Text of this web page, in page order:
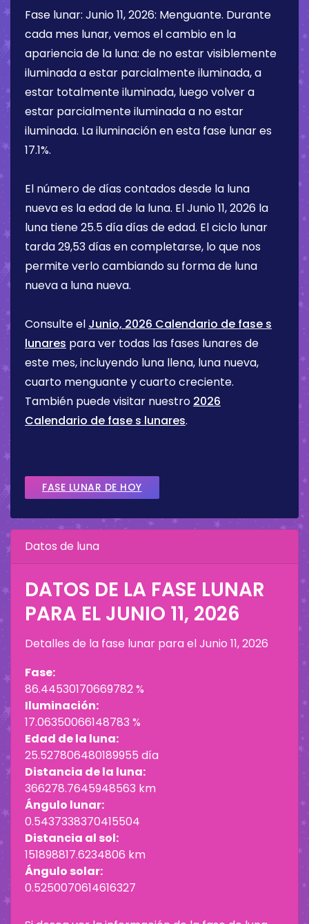
Fase lunar: Junio 11, 2026: Menguante. Durante
cada mes lunar, vemos el cambio en la
apariencia de la luna: de no estar visiblemente
iluminada a estar parcialmente iluminada, a
estar totalmente iluminada, luego volver a
estar parcialmente iluminada a no estar
iluminada. La iluminación en esta fase lunar es
17.1%.
El número de días contados desde la luna
nueva es la edad de la luna. ElJunio 11, 2026 la
luna tiene25.5 díadías de edad. El ciclo lunar
tarda 29,53 días en completarse, lo que nos
permite verlo cambiando su forma de luna
nueva a luna nueva.
Consulte el Junio, 2026 Calendario de fase s
lunares para ver todas las fases lunares de
este mes, incluyendo luna llena, luna nueva,
cuarto menguante y cuarto creciente.
También puede visitar nuestro 2026
Calendario de fase s lunares.
FASE LUNAR DE HOY
Datos de luna
DATOS DE LA FASE LUNAR
PARA EL JUNIO 11, 2026
Detalles de la fase lunar para elJunio 11, 2026
Fase:
86.44530170669782 %
Iluminación:
17.06350066148783 %
Edad de la luna:
25.527806480189955 día
Distancia de la luna:
366278.7645948563 km
Ángulo lunar:
0.5437338370415504
Distancia al sol:
151898817.6234806 km
Ángulo solar:
0.5250070614616327